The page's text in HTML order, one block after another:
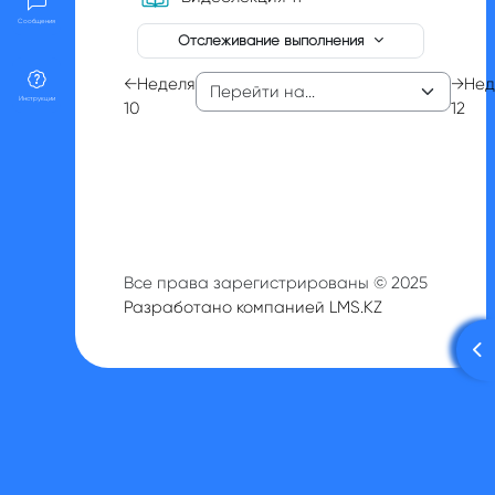
Сообщения
Инструкции
Отслеживание выполнения
←Неделя
10
→
12
Все права зарегистрированы © 2025
Разработано компанией LMS.KZ